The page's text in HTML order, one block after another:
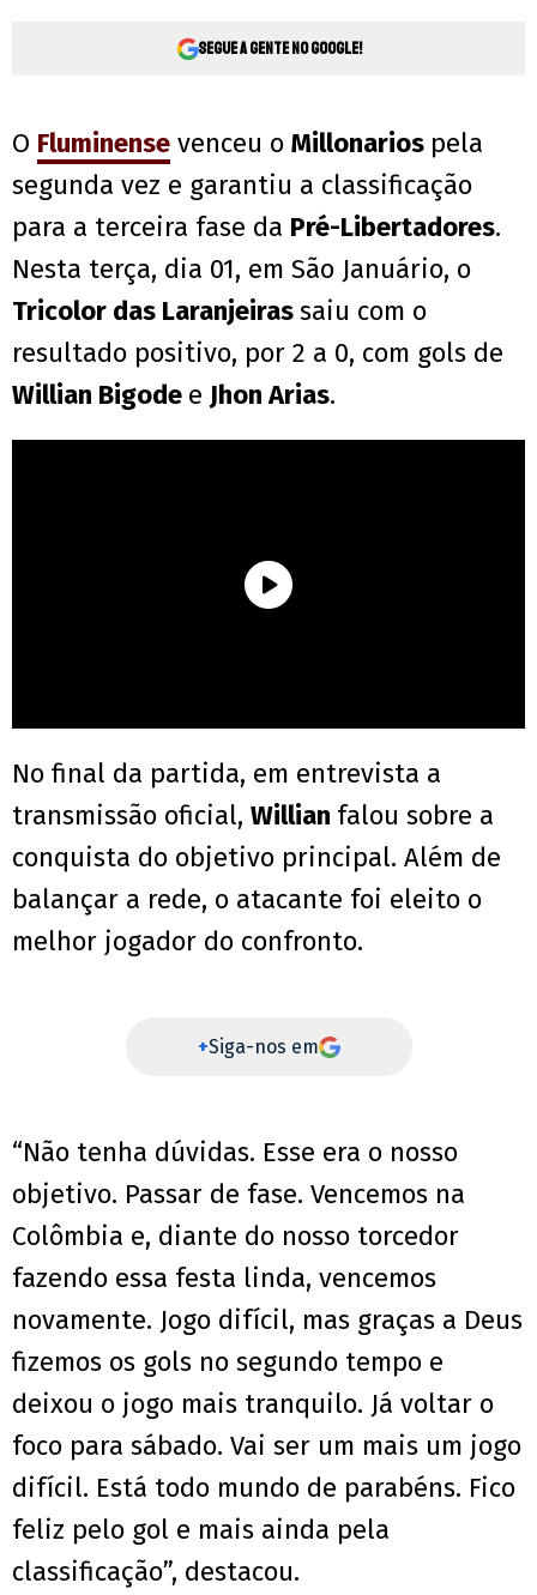
Segue a gente no Google!
O Fluminense venceu o Millonarios pela
segunda vez e garantiu a classificação
para a terceira fase da Pré-Libertadores.
Nesta terça, dia 01, em São Januário, o
Tricolor das Laranjeirassaiu com o
resultado positivo, por 2 a 0, com gols de
Willian Bigode e Jhon Arias.
No final da partida, em entrevista a
transmissão oficial, Willian falou sobre a
conquista do objetivo principal. Além de
balançar a rede, o atacante foi eleito o
melhor jogador do confronto.
+Siga-nos em
“Não tenha dúvidas. Esse era o nosso
objetivo. Passar de fase. Vencemos na
Colômbia e, diante do nosso torcedor
fazendo essa festa linda, vencemos
novamente. Jogo difícil, mas graças a Deus
fizemos os gols no segundo tempo e
deixou o jogo mais tranquilo. Já voltar o
foco para sábado. Vai ser um mais um jogo
difícil. Está todo mundo de parabéns. Fico
feliz pelo gol e mais ainda pela
classificação”, destacou.